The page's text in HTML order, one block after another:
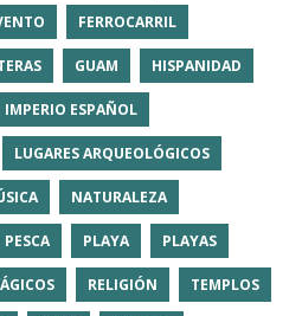
FERROCARRIL
GUAM HISPANIDAD
IMPERIO ESPAÑOL
LUGARES ARQUEOLÓGICOS
NATURALEZA
PESCA PLAYA PLAYAS
RELIGIÓN TEMPLOS